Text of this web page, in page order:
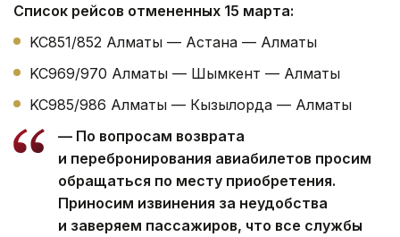
Список рейсов отмененных 15 марта:
KC851/852 Алматы — Астана — Алматы
KC969/970 Алматы — Шымкент — Алматы
KC985/986 Алматы — Кызылорда — Алматы
— По вопросам возврата
и перебронирования авиабилетов просим
обращаться по месту приобретения.
Приносим извинения за неудобства
и заверяем пассажиров, что все службы